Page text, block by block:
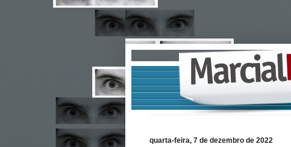
quarta-feira, 7 de dezembro de 2022